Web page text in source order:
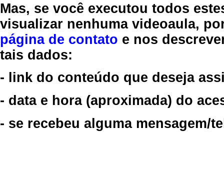
Mas, se você executou todos
visualizar nenhuma videoaula,
página de contato e nos
tais dados:
- link do conteúdo que deseja
- data e hora (aproximada) do
- se recebeu alguma mensagem/